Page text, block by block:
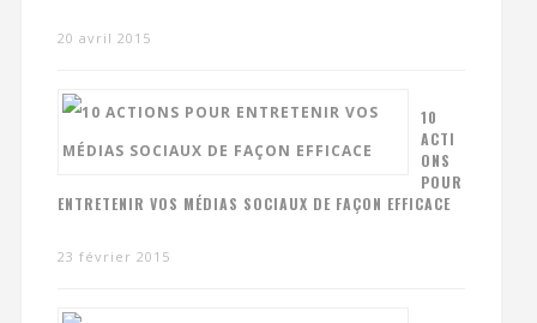
20 avril 2015
10
ACTI
ONS
POUR
ENTRETENIR VOS MÉDIAS SOCIAUX DE FAÇON EFFICACE
23 février 2015